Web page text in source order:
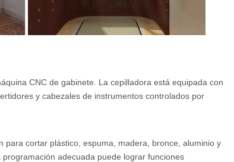
CNC de gabinete. La cepilladora está equipada con
y cabezales de instrumentos controlados por
cortar plástico, espuma, madera, bronce, aluminio y
adecuada puede lograr funciones